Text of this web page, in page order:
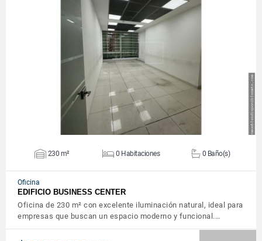
VER DETALLES
230 m² 0 Habitaciones 0 Baño(s)
Oficina
EDIFICIO BUSINESS CENTER
Oficina de 230 m² con excelente iluminación natural, ideal para
empresas que buscan un espacio moderno y funcional.…